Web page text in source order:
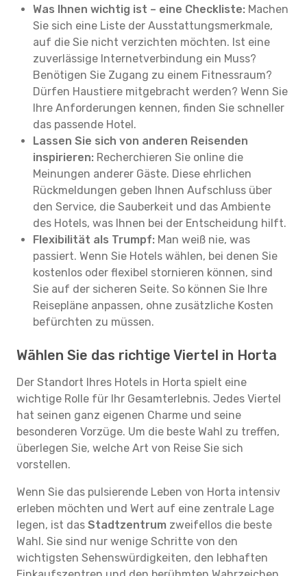
Was Ihnen wichtig ist – eine Checkliste: Machen
Sie sich eine Liste der Ausstattungsmerkmale,
auf die Sie nicht verzichten möchten. Ist eine
zuverlässige Internetverbindung ein Muss?
Benötigen Sie Zugang zu einem Fitnessraum?
Dürfen Haustiere mitgebracht werden? Wenn Sie
Ihre Anforderungen kennen, finden Sie schneller
das passende Hotel.
Lassen Sie sich von anderen Reisenden
inspirieren: Recherchieren Sie online die
Meinungen anderer Gäste. Diese ehrlichen
Rückmeldungen geben Ihnen Aufschluss über
den Service, die Sauberkeit und das Ambiente
des Hotels, was Ihnen bei der Entscheidung hilft.
Flexibilität als Trumpf: Man weiß nie, was
passiert. Wenn Sie Hotels wählen, bei denen Sie
kostenlos oder flexibel stornieren können, sind
Sie auf der sicheren Seite. So können Sie Ihre
Reisepläne anpassen, ohne zusätzliche Kosten
befürchten zu müssen.
Wählen Sie das richtige Viertel in Horta
Der Standort Ihres Hotels in Horta spielt eine
wichtige Rolle für Ihr Gesamterlebnis. Jedes Viertel
hat seinen ganz eigenen Charme und seine
besonderen Vorzüge. Um die beste Wahl zu treffen,
überlegen Sie, welche Art von Reise Sie sich
vorstellen.
Wenn Sie das pulsierende Leben von Horta intensiv
erleben möchten und Wert auf eine zentrale Lage
legen, ist das Stadtzentrum zweifellos die beste
Wahl. Sie sind nur wenige Schritte von den
wichtigsten Sehenswürdigkeiten, den lebhaften